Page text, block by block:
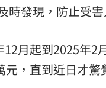
時發現，防止受
月起到2025年2
，直到近日才驚